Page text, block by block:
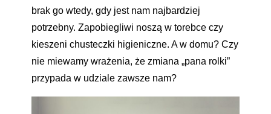
brak go wtedy, gdy jest nam najbardziej
potrzebny. Zapobiegliwi noszą w torebce czy
kieszeni chusteczki higieniczne. A w domu? Czy
nie miewamy wrażenia, że zmiana „pana rolki”
przypada w udziale zawsze nam?